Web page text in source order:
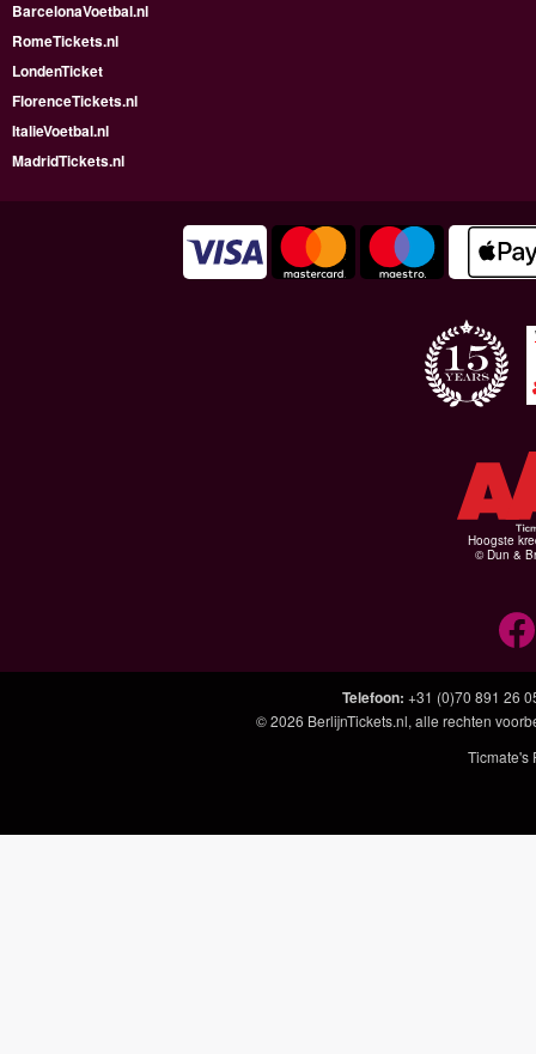
BarcelonaVoetbal.nl
RomeTickets.nl
LondenTicket
FlorenceTickets.nl
ItalieVoetbal.nl
MadridTickets.nl
Hoogste
© Dun &
Telefoon: +31 (0)70 891 26
© 2026 BerlijnTickets.nl, alle rechten
Ticmate's